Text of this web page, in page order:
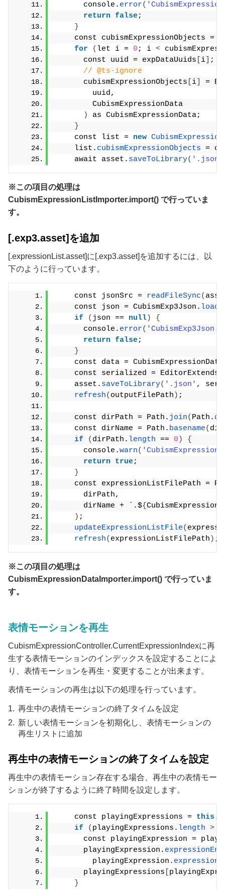
      console.
error(
return false;
}
    const cubismExpressionObjects =
for
( let i = 0 ; i <
      const uuid = expDataUuids
i
;
// @ts-ignore
      cubismExpressionObjects
i
=
        uuid,
        CubismExpressionData
)
as CubismExpressionData;
}
    const list =
new
    list.
cubismExpressionObjects =
    await asset.
saveToLibrary( '.json'
※この項目の処理は
CubismExpressionListImporter.import() で行っていま
す。
[.exp3.asset]を追加
[.expressionList.asset]に[.exp3.asset]を追加するには、以
下のように行っています。
    const jsonSrc =
readFileSync(
    const json = CubismExp3Json.
if
( json == null)
{
      console.
error(
return false;
}
const data =
    const serialized = EditorExtends.
    asset.
saveToLibrary( '.json' ,
refresh( outputFilePath ) ;
    const dirPath = Path.
join( Path.
    const dirName = Path.
basename(
if
( dirPath. length == 0 )
{
      console.
warn(
return true;
}
const expressionListFilePath =
      dirPath,
      dirName + `.$
{
) ;
updateExpressionListFile(
refresh( expressionListFilePath ) ;
※この項目の処理は
CubismExpressionDataImporter.import() で行っていま
す。
表情モーションを再生
CubismExpressionController.CurrentExpressionIndexに再
生する表情モーションのインデックスを設定することによ
り、表情モーションを再生・変更することが出来ます。
表情モーションの再生は以下の処理を行っています。
再生中の表情モーションの終了タイムを設定
新しい表情モーションを初期化し、表情モーションの
再生リストに追加
再生中の表情モーションの終了タイムを設定
再生中の表情モーション存在する場合、再生中の表情モー
ションが終了するように終了時間を設定します。
    const playingExpressions =
this .
if
( playingExpressions. length >
const playingExpression =
      playingExpression.
        playingExpression.
      playingExpressions
}